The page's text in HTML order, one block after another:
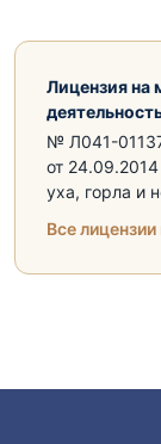
Лицензия на
№ Л041-
от
уха, горла и
Все